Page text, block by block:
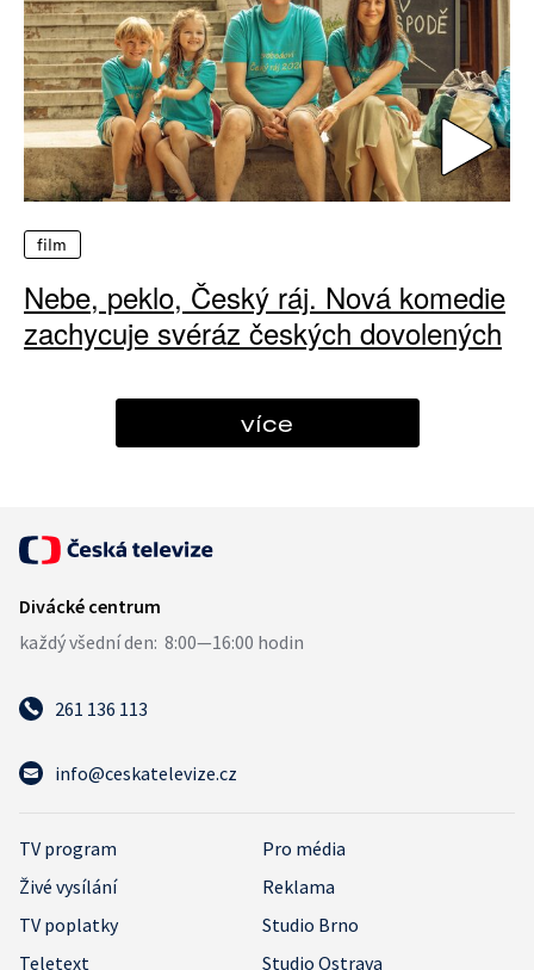
film
Nebe, peklo, Český ráj. Nová komedie
zachycuje svéráz českých dovolených
více
261 136 113
info@ceskatelevize.cz
TV program
Pro média
Živé vysílání
Reklama
TV poplatky
Studio Brno
Teletext
Studio Ostrava